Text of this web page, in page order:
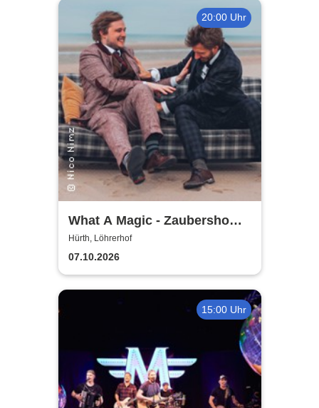
20:00 Uhr
What A Magic - Zaubershow
mit Toby Rudolph und Nico
Nimz
Hürth, Löhrerhof
07.10.2026
15:00 Uhr